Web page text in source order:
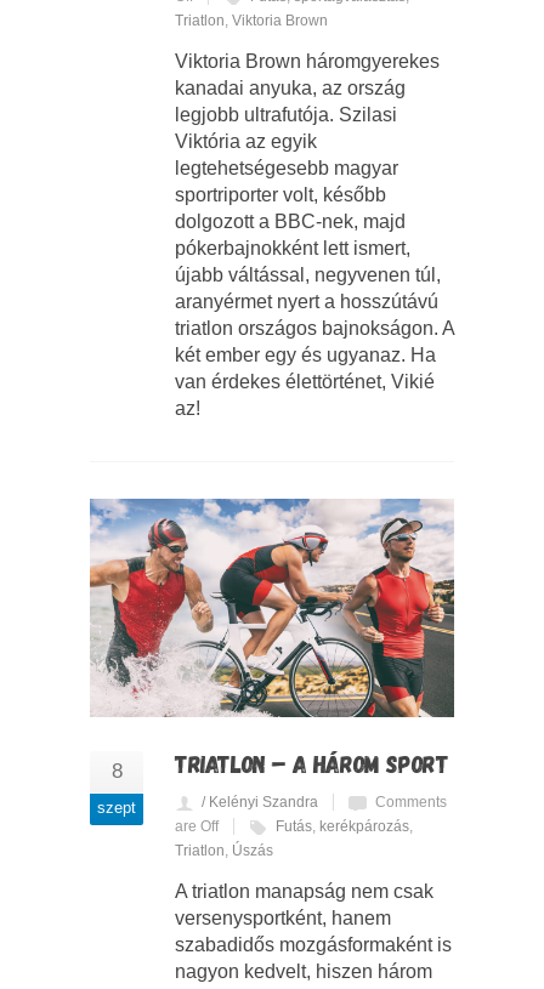
Triatlon Viktoria Brown
Viktoria Brown háromgyerekes
kanadai anyuka, az ország
legjobb ultrafutója. Szilasi
Viktória az egyik
legtehetségesebb magyar
sportriporter volt, később
dolgozott a BBC-nek, majd
pókerbajnokként lett ismert,
újabb váltással, negyvenen túl,
aranyérmet nyert a hosszútávú
triatlon országos bajnokságon. A
két ember egy és ugyanaz. Ha
van érdekes élettörténet, Vikié
az!
8
szept
TRIATLON – A HÁROM SPORT
/ Kelényi Szandra
Comments
are Off
Futás kerékpározás
Triatlon Úszás
A triatlon manapság nem csak
versenysportként, hanem
szabadidős mozgásformaként is
nagyon kedvelt, hiszen három